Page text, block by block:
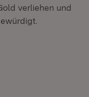
verliehen und